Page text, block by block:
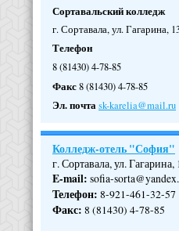
Сортавальский колледж
г. Сортавала, ул. Гагарина,
Телефон
8 (81430) 4-78-85
Факс8 (81430) 4-78-85
Эл. почтаsk-karelia@mail.ru
Колледж-отель "София"
г. Сортавала, ул.
E-mail: sofia-
Телефон: 8-921-461-32-57
Факс: 8 (81430) 4-78-85